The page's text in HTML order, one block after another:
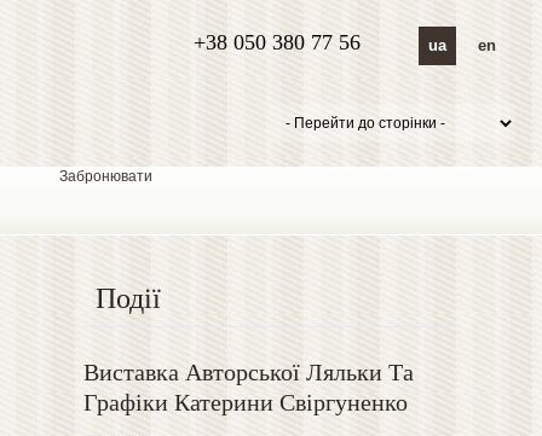
ua en
+38 050 380 77 56
Забронювати
Події
Виставка Авторської Ляльки Та
Графіки Катерини Свіргуненко